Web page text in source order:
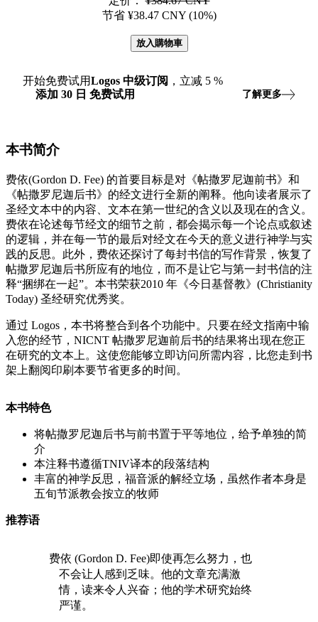
节省 ¥38.47 CNY (10%)
放入購物車
开始免费试用Logos 中级订阅 ，立减 5 %
添加 30 日 免费试用 了解更多
本书简介
费依(Gordon D. Fee) 的首要目标是对《帖撒罗尼迦前书》和
《帖撒罗尼迦后书》的经文进行全新的阐释。他向读者展示了
圣经文本中的内容、文本在第一世纪的含义以及现在的含义。
费依在论述每节经文的细节之前，都会揭示每一个论点或叙述
的逻辑，并在每一节的最后对经文在今天的意义进行神学与实
践的反思。此外，费依还探讨了每封书信的写作背景，恢复了
帖撒罗尼迦后书所应有的地位，而不是让它与第一封书信的注
释“捆绑在一起”。本书荣获2010 年《今日基督教》(Christianity
Today) 圣经研究优秀奖。
通过 Logos，本书将整合到各个功能中。只要在经文指南中输
入您的经节，NICNT 帖撒罗尼迦前后书的结果将出现在您正
在研究的文本上。这使您能够立即访问所需内容，比您走到书
架上翻阅印刷本要节省更多的时间。
本书特色
将帖撒罗尼迦后书与前书置于平等地位，给予单独的简
介
本注释书遵循TNIV译本的段落结构
丰富的神学反思，福音派的解经立场，虽然作者本身是
五旬节派教会按立的牧师
推荐语
费依 (Gordon D. Fee)即使再怎么努力，也
不会让人感到乏味。他的文章充满激
情，读来令人兴奋；他的学术研究始终
严谨。